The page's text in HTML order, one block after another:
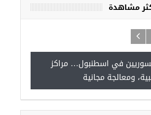
مشاهدة
للسوريين في اسطنبول… مراكز
طبية، ومعالجة مجانية